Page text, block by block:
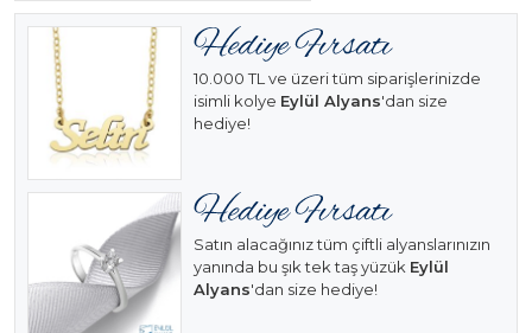
10.000 TL ve üzeri tüm siparişlerinizde
isimli kolye Eylül Alyans'dan size
hediye!
Satın alacağınız tüm çiftli alyanslarınızın
yanında bu şık tek taş yüzük Eylül
Alyans'dan size hediye!